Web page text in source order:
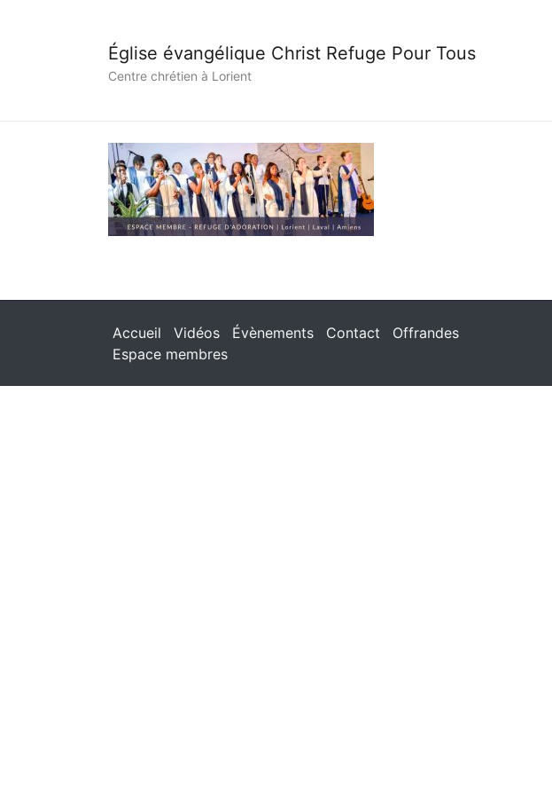
Église évangélique Christ Refuge Pour Tous
Centre chrétien à Lorient
Accueil Vidéos Évènements Contact
Offrandes
Espace membres